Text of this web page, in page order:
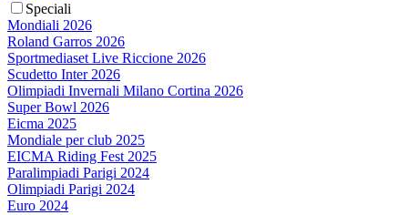
Speciali
Mondiali 2026
Roland Garros 2026
Sportmediaset Live Riccione 2026
Scudetto Inter 2026
Olimpiadi Invernali Milano Cortina 2026
Super Bowl 2026
Eicma 2025
Mondiale per club 2025
EICMA Riding Fest 2025
Paralimpiadi Parigi 2024
Olimpiadi Parigi 2024
Euro 2024